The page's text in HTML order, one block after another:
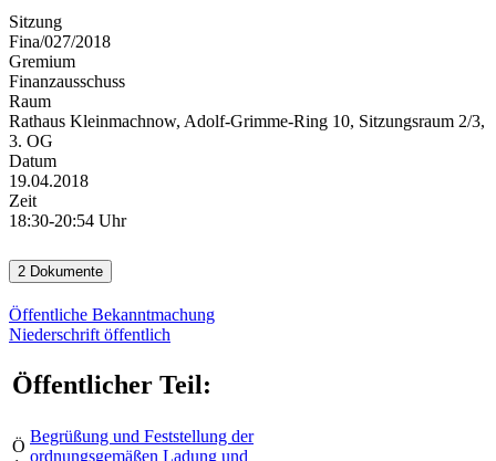
Sitzung
Fina/027/2018
Gremium
Finanzausschuss
Raum
Rathaus Kleinmachnow, Adolf-Grimme-Ring 10, Sitzungsraum 2/3,
3. OG
Datum
19.04.2018
Zeit
18:30-20:54 Uhr
2 Dokumente
Öffentliche Bekanntmachung
Niederschrift öffentlich
Öffentlicher Teil:
Ö
Begrüßung und Feststellung der
ordnungsgemäßen Ladung und